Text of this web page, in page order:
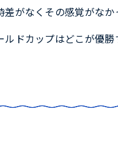
差がなくその感覚がな
ルドカップはどこが優